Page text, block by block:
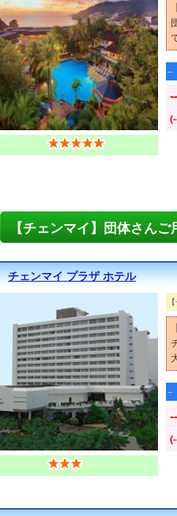
--
【チェンマイ】団体さん
チェンマイ プラザ ホテル
--